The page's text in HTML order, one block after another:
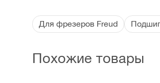
Для фрезеров Freud
Похожие товары